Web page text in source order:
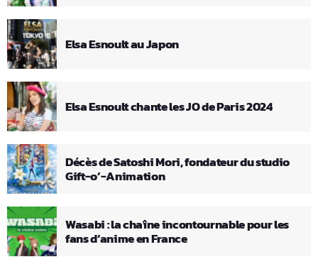
Elsa Esnoult au Japon
Elsa Esnoult chante les JO de Paris 2024
Décès de Satoshi Mori, fondateur du studio
Gift-o’-Animation
Wasabi : la chaîne incontournable pour les
fans d’anime en France